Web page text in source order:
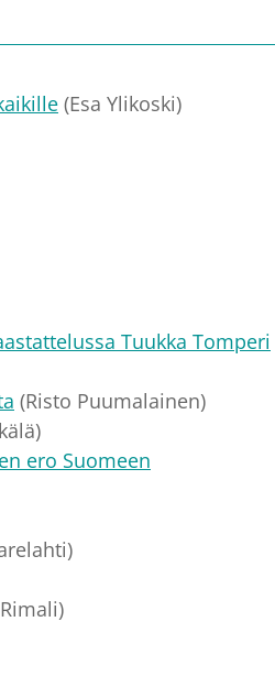
(Esa Ylikoski)
Tuukka Tomperi
(Risto Puumalainen)
ero Suomeen